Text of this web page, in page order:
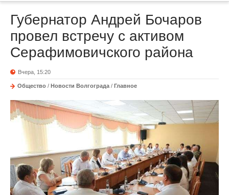
Губернатор Андрей Бочаров
провел встречу с активом
Серафимовичского района
Вчера, 15:20
Общество / Новости Волгограда / Главное